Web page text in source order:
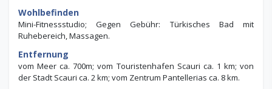
Wohlbefinden
Mini-Fitnessstudio; Gegen Gebühr: Türkisches Bad mit
Ruhebereich, Massagen.
Entfernung
vom Meer ca. 700m; vom Touristenhafen Scauri ca. 1 km; von
der Stadt Scauri ca. 2 km; vom Zentrum Pantellerias ca. 8 km.